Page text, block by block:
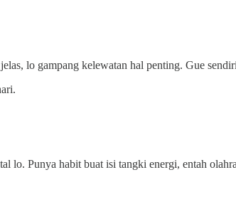
lo gampang kelewatan hal penting. Gue
lo. Punya habit buat isi tangki energi, entah